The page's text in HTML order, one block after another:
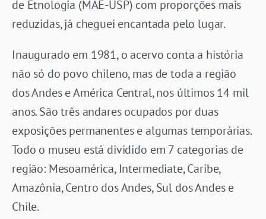
de Etnologia (MAE-USP) com proporções mais
reduzidas, já cheguei encantada pelo lugar.
Inaugurado em 1981, o acervo conta a história
não só do povo chileno, mas de toda a região
dos Andes e América Central, nos últimos 14 mil
anos. São três andares ocupados por duas
exposições permanentes e algumas temporárias.
Todo o museu está dividido em 7 categorias de
região: Mesoamérica, Intermediate, Caribe,
Amazônia, Centro dos Andes, Sul dos Andes e
Chile.